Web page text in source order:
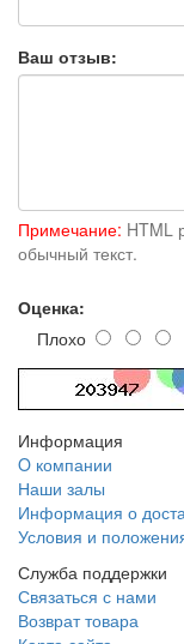
Ваш отзыв:
Примечание: HTML
обычный текст.
Оценка:
Плохо
Информация
O компании
Наши залы
Информация о
Условия и
Служба поддержки
Связаться с нами
Возврат товара